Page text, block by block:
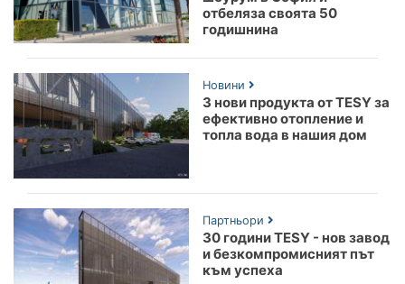
отбеляза своята 50
годишнина
Новини
3 нови продукта от TESY за
ефективно отопление и
топла вода в нашия дом
Партньори
30 години TESY - нов завод
и безкомпромисният път
към успеха